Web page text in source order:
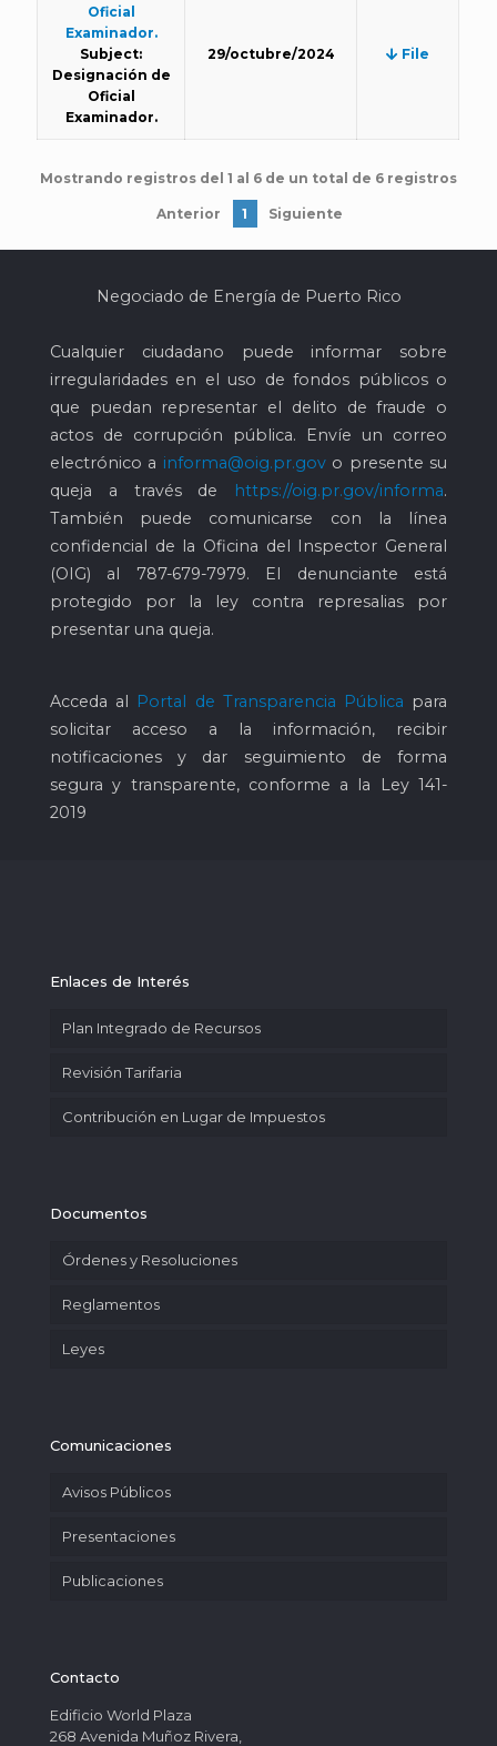
Oficial
Examinador.
Subject:
Designación de
Oficial
Examinador.
29/octubre/2024 File
Mostrando registros del 1 al 6 de un total de 6 registros
Anterior 1 Siguiente
Negociado de Energía de Puerto Rico
Cualquier ciudadano puede informar sobre
irregularidades en el uso de fondos públicos o
que puedan representar el delito de fraude o
actos de corrupción pública. Envíe un correo
electrónico a informa@oig.pr.govo presente su
queja a través de
https://oig.pr.gov/informa.
También puede comunicarse con la línea
confidencial de la Oficina del Inspector General
(OIG) al 787-679-7979. El denunciante está
protegido por la ley contra represalias por
presentar una queja.
Acceda al Portal de Transparencia Pública para
solicitar acceso a la información, recibir
notificaciones y dar seguimiento de forma
segura y transparente, conforme a la Ley 141-
2019
Enlaces de Interés
Plan Integrado de Recursos
Revisión Tarifaria
Contribución en Lugar de Impuestos
Documentos
Órdenes y Resoluciones
Reglamentos
Leyes
Comunicaciones
Avisos Públicos
Presentaciones
Publicaciones
Contacto
Edificio World Plaza
268 Avenida Muñoz Rivera,